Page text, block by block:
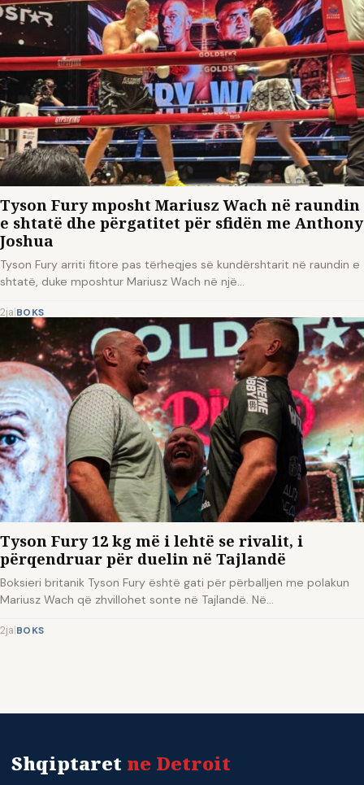
Tyson Fury mposht Mariusz Wach në raundin
e shtatë dhe përgatitet për sfidën me Anthony
Joshua
Tyson Fury arriti fitore pas tërheqjes së kundërshtarit në raundin e
shtatë, duke mposhtur Mariusz Wach në një…
2ja|BOKS
Tyson Fury 12 kg më i lehtë se rivalit, i
përqendruar për duelin në Tajlandë
Boksieri britanik Tyson Fury është gati për përballjen me polakun
Mariusz Wach që zhvillohet sonte në Tajlandë. Në…
2ja BOKS
Shqiptaret ne Detroit